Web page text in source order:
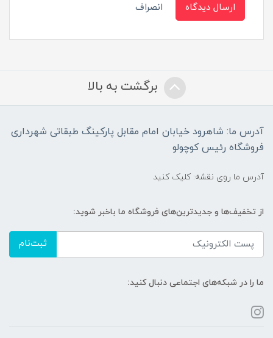
ارسال دیدگاه انصراف
برگشت به بالا
آدرس ما: شاهرود خیابان امام مقابل پارکینگ طبقاتی شهرداری
فروشگاه رئیس کوچولو
آدرس ما روی نقشه: کلیک کنید
از تخفیف‌ها و جدیدترین‌های فروشگاه ما باخبر شوید:
ثبت‌نام
ما را در شبکه‌های اجتماعی دنبال کنید: